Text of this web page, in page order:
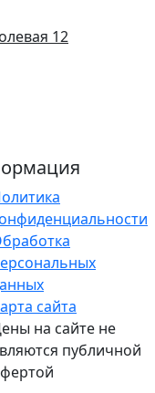
12
сайта
на сайте не
публичной